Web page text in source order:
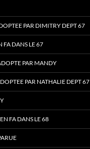
PAR DIMITRY DEPT 67
FA DANS LE 67
PAR MANDY
PAR NATHALIE DEPT 67
FA DANS LE 68